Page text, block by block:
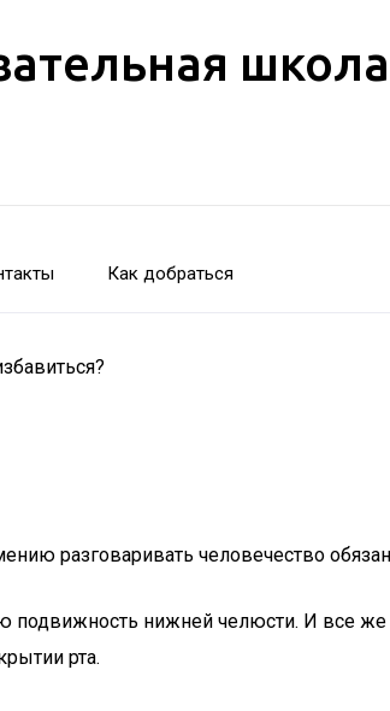
школа
Как добраться
разговаривать человечество
подвижность нижней челюсти. И все
рта.